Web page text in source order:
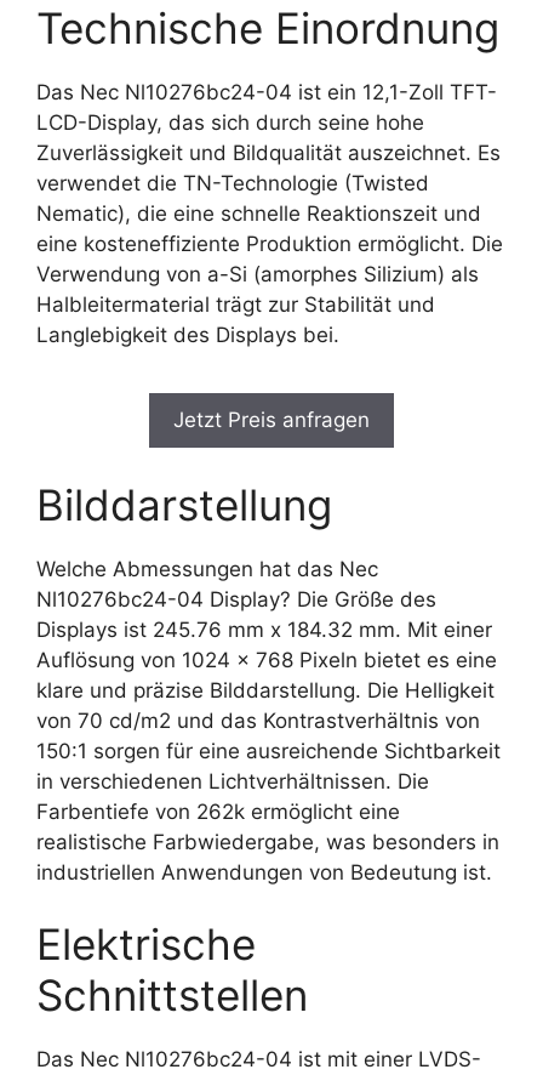
Technische Einordnung
Das Nec Nl10276bc24-04 ist ein 12,1-Zoll TFT-
LCD-Display, das sich durch seine hohe
Zuverlässigkeit und Bildqualität auszeichnet. Es
verwendet die TN-Technologie (Twisted
Nematic), die eine schnelle Reaktionszeit und
eine kosteneffiziente Produktion ermöglicht. Die
Verwendung von a-Si (amorphes Silizium) als
Halbleitermaterial trägt zur Stabilität und
Langlebigkeit des Displays bei.
Jetzt Preis anfragen
Bilddarstellung
Welche Abmessungen hat das Nec
Nl10276bc24-04 Display? Die Größe des
Displays ist 245.76 mm x 184.32 mm. Mit einer
Auflösung von 1024 x 768 Pixeln bietet es eine
klare und präzise Bilddarstellung. Die Helligkeit
von 70 cd/m2 und das Kontrastverhältnis von
150:1 sorgen für eine ausreichende Sichtbarkeit
in verschiedenen Lichtverhältnissen. Die
Farbentiefe von 262k ermöglicht eine
realistische Farbwiedergabe, was besonders in
industriellen Anwendungen von Bedeutung ist.
Elektrische
Schnittstellen
Das Nec Nl10276bc24-04 ist mit einer LVDS-